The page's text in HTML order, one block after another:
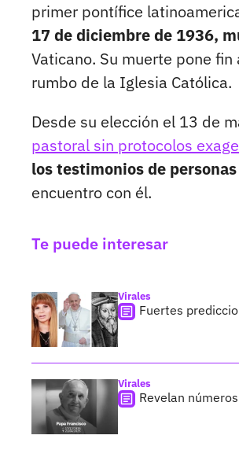
primer pontífice
17 de diciembre de 1936,
Vaticano. Su muerte pone
rumbo de la Iglesia Católica.
Desde su elección el 13 de
pastoral sin protocolos
los testimonios de personas
encuentro con él.
Te puede interesar
Virales
Fuertes
Virales
Revelan